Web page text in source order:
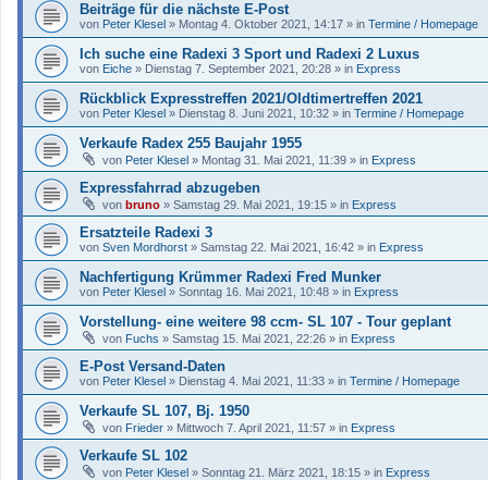
Beiträge für die nächste E-Post
von Peter Klesel » Montag 4. Oktober 2021, 14:17 » in Termine / Homepage
Ich suche eine Radexi 3 Sport und Radexi 2 Luxus
von Eiche » Dienstag 7. September 2021, 20:28 » in Express
Rückblick Expresstreffen 2021/Oldtimertreffen 2021
von Peter Klesel » Dienstag 8. Juni 2021, 10:32 » in Termine / Homepage
Verkaufe Radex 255 Baujahr 1955
von Peter Klesel » Montag 31. Mai 2021, 11:39 » in Express
Expressfahrrad abzugeben
von bruno » Samstag 29. Mai 2021, 19:15 » in Express
Ersatzteile Radexi 3
von Sven Mordhorst » Samstag 22. Mai 2021, 16:42 » in Express
Nachfertigung Krümmer Radexi Fred Munker
von Peter Klesel » Sonntag 16. Mai 2021, 10:48 » in Express
Vorstellung- eine weitere 98 ccm- SL 107 - Tour geplant
von Fuchs » Samstag 15. Mai 2021, 22:26 » in Express
E-Post Versand-Daten
von Peter Klesel » Dienstag 4. Mai 2021, 11:33 » in Termine / Homepage
Verkaufe SL 107, Bj. 1950
von Frieder » Mittwoch 7. April 2021, 11:57 » in Express
Verkaufe SL 102
von Peter Klesel » Sonntag 21. März 2021, 18:15 » in Express